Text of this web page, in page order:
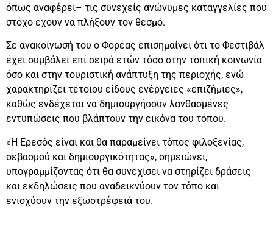
όπως αναφέρει– τις συνεχείς ανώνυμες καταγγελίες που
στόχο έχουν να πλήξουν τον θεσμό.
Σε ανακοίνωσή του ο Φορέας επισημαίνει ότι το Φεστιβάλ
έχει συμβάλει επί σειρά ετών τόσο στην τοπική κοινωνία
όσο και στην τουριστική ανάπτυξη της περιοχής, ενώ
χαρακτηρίζει τέτοιου είδους ενέργειες «επιζήμιες»,
καθώς ενδέχεται να δημιουργήσουν λανθασμένες
εντυπώσεις που βλάπτουν την εικόνα του τόπου.
«Η Ερεσός είναι και θα παραμείνει τόπος φιλοξενίας,
σεβασμού και δημιουργικότητας», σημειώνει,
υπογραμμίζοντας ότι θα συνεχίσει να στηρίζει δράσεις
και εκδηλώσεις που αναδεικνύουν τον τόπο και
ενισχύουν την εξωστρέφειά του.